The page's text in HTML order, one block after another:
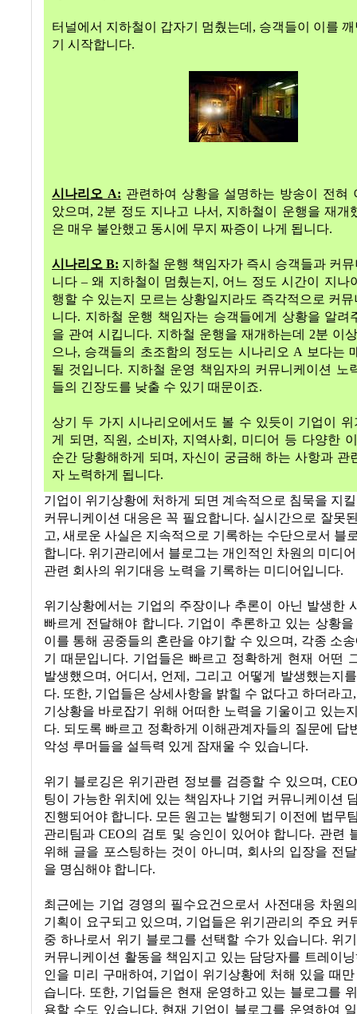
터널에서 지하철이 갑자기 멈췄는데, 승객들이 이를
기 시작합니다.
시나리오 A: 관련하여 상황을 설명하는 방송이 전혀
았으며, 2분 정도 지나고 나서, 지하철이 운행을 재개
은 매우 불안했고 동시에 무지 짜증이 나게 됩니다.
시나리오 B: 지하철 운행 책임자가 즉시 승객들과 커
니다 – 왜 지하철이 멈췄는지, 어느 정도 시간이 지나
행할 수 있는지 모르는 상황일지라도 즉각적으로 커
니다. 지하철 운행 책임자는 승객들에게 상황을 알려
을 관여 시킵니다. 지하철 운행을 재개하는데 2분 이
으나, 승객들의 초조함의 정도는 시나리오 A 보다는
될 것입니다. 지하철 운영 책임자의 커뮤니케이션 노
들의 긴장도를 낮출 수 있기 때문이죠.
상기 두 가지 시나리오에서도 볼 수 있듯이 기업이
게 되면, 직원, 소비자, 지역사회, 미디어 등 다양한
순간 당황해하게 되며, 자신이 궁금해 하는 사항과 관
자 노력하게 됩니다.
기업이 위기상황에 처하게 되면 계속적으로 침묵을 지
커뮤니케이션 대응은 꼭 필요합니다. 실시간으로 잘못
고, 새로운 사실은 지속적으로 기록하는 수단으로서 블
합니다. 위기관리에서 블로그는 개인적인 차원의 미디
관련 회사의 위기대응 노력을 기록하는 미디어입니다.
위기상황에서는 기업의 주장이나 추론이 아닌 발생한
빠르게 전달해야 합니다. 기업이 추론하고 있는 상황
이를 통해 공중들의 혼란을 야기할 수 있으며, 각종 소
기 때문입니다. 기업들은 빠르고 정확하게 현재 어떤
발생했으며, 어디서, 언제, 그리고 어떻게 발생했는지
다. 또한, 기업들은 상세사항을 밝힐 수 없다고 하더라
기상황을 바로잡기 위해 어떠한 노력을 기울이고 있는
다. 되도록 빠르고 정확하게 이해관계자들의 질문에 답
악성 루머들을 설득력 있게 잠재울 수 있습니다.
위기 블로깅은 위기관련 정보를 검증할 수 있으며,
팅이 가능한 위치에 있는 책임자나 기업 커뮤니케이션
진행되어야 합니다. 모든 원고는 발행되기 이전에 법무
관리팀과 CEO의 검토 및 승인이 있어야 합니다. 관련
위해 글을 포스팅하는 것이 아니며, 회사의 입장을 전
을 명심해야 합니다.
최근에는 기업 경영의 필수요건으로서 사전대응 차원
기획이 요구되고 있으며, 기업들은 위기관리의 주요 커
중 하나로서 위기 블로그를 선택할 수가 있습니다. 위
커뮤니케이션 활동을 책임지고 있는 담당자를 트레이
인을 미리 구매하여, 기업이 위기상황에 처해 있을 때
습니다. 또한, 기업들은 현재 운영하고 있는 블로그를
용할 수도 있습니다. 현재 기업이 블로그를 운영하여